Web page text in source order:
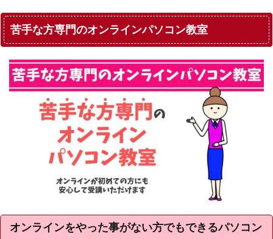
苦手な方専門のオンラインパソコン教室
オンラインをやった事がない方でもできるパソコン